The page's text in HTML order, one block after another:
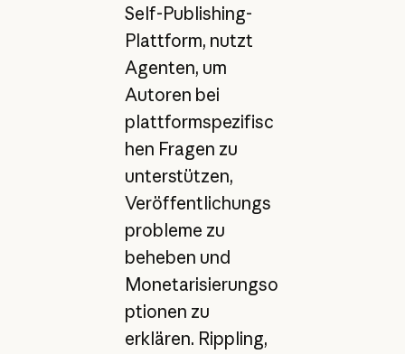
Self-Publishing-
Plattform, nutzt
Agenten, um
Autoren bei
plattformspezifisc
hen Fragen zu
unterstützen,
Veröffentlichungs
probleme zu
beheben und
Monetarisierungso
ptionen zu
erklären. Rippling,